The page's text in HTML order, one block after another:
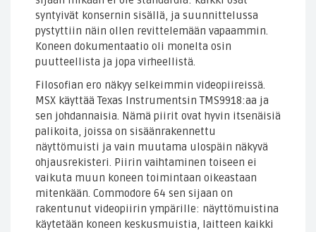
syntyivät konsernin sisällä, ja suunnittelussa
pystyttiin näin ollen revittelemään vapaammin.
Koneen dokumentaatio oli monelta osin
puutteellista ja jopa virheellistä.
Filosofian ero näkyy selkeimmin videopiireissä.
MSX käyttää Texas Instrumentsin TMS9918:aa ja
sen johdannaisia. Nämä piirit ovat hyvin itsenäisiä
palikoita, joissa on sisäänrakennettu
näyttömuisti ja vain muutama ulospäin näkyvä
ohjausrekisteri. Piirin vaihtaminen toiseen ei
vaikuta muun koneen toimintaan oikeastaan
mitenkään. Commodore 64 sen sijaan on
rakentunut videopiirin ympärille: näyttömuistina
käytetään koneen keskusmuistia, laitteen kaikki